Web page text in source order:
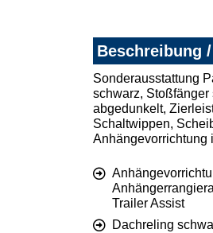
Beschreibung
Sonderausstattung
schwarz,
abgedunkelt,
Schaltwippen,
Anhängevorrichtung
Trailer Assist
Dachreling